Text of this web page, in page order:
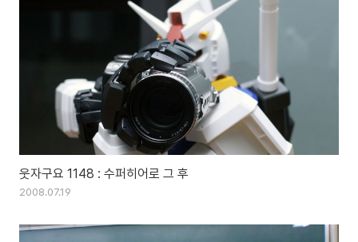
웃자구요 1148 : 수퍼히어로 그 후
2008.07.19